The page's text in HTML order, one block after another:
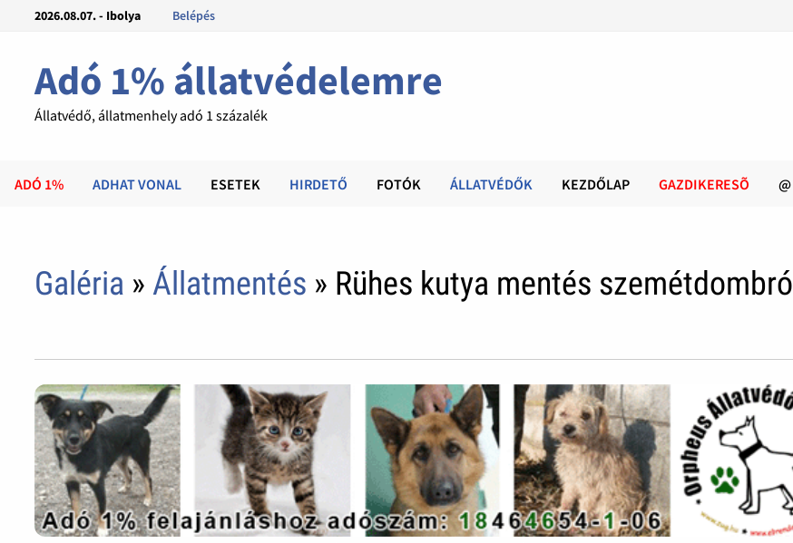
2026.08.07. - Ibolya Belépés
Adó 1% állatvédelemre
Állatvédő, állatmenhely adó 1 százalék
ADÓ 1% ADHAT VONAL ESETEK HIRDETŐ FOTÓK ÁLLATVÉDŐK KEZDŐLAP GAZDIKERESÕ @
Galéria » Állatmentés » Rühes kutya mentés szemétdombról